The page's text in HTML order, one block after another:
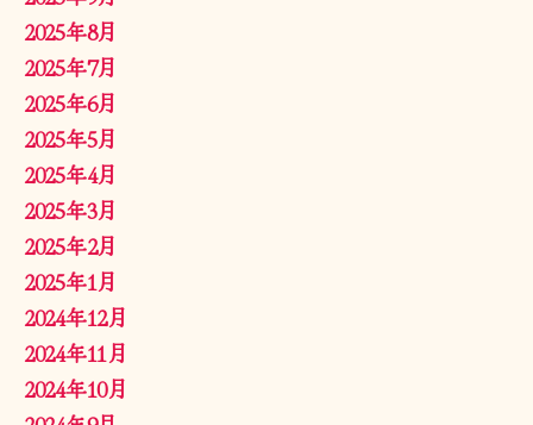
2025年8月
2025年7月
2025年6月
2025年5月
2025年4月
2025年3月
2025年2月
2025年1月
2024年12月
2024年11月
2024年10月